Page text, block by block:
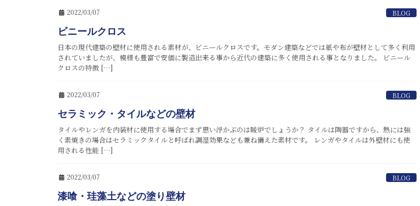
2022/03/07 BLOG
ビニールクロス
日本の現代建築の壁材に使用される素材が、ビニールクロスです。モダン建築などでは紙や布が壁材として多く利用
されていましたが、模様も豊富で安価に製造出来る事から近代の建築に多く使用される事となりました。 ビニール
クロスの特徴 […]
2022/03/07 BLOG
セラミック・タイルなどの壁材
タイルやレンガを内装材に使用する場合でまず思い浮かぶのは暖炉でしょうか？ タイルは陶器ですから、熱には強
く素焼きの場合はセラミックタイルと呼ばれ調湿効果なども兼ね備えた素材です。 レンガやタイルは外壁材にも使
用される性能 […]
2022/03/07 BLOG
漆喰・珪藻土などの塗り壁材